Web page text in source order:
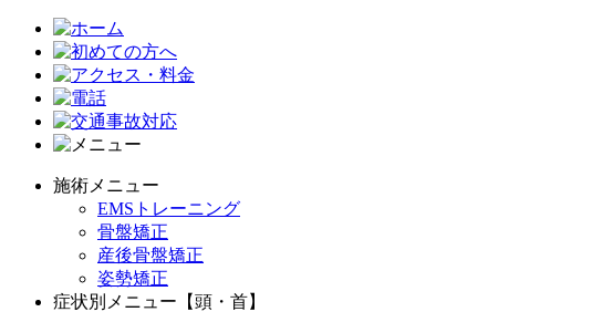
施術メニュー
EMSトレーニング
骨盤矯正
産後骨盤矯正
姿勢矯正
症状別メニュー【頭・首】